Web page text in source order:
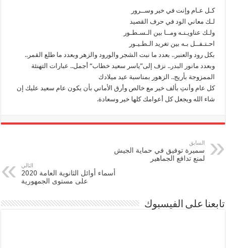
كـل عـام وإنت في خير وســرور
لـك معاني الود في حرف القصيد
ولـك عناويـنـه ومــا بين الـسـطـور
احـتـفــل بـه بين تغريد الـطـيـور
بكل رود والعنبر.. بعدد ما نبت الشجر والورود والزهر وبعدد ما طلع القمر..
وبعدد مانور البدر.. نزف إلى”ياسر سعيد خطاب“ أجمل.. عبارات التهنئة
الممزوجة بأريج.. الزهور بمناسبة عيد ميلادك
كل عام وأنتِ بألف خير مع خالص وأرق الأماني بأن يكون عام سعيد عليك إن
شاء الله ويجعل كل أعوامك كلها خير وسعادة.
السابق
سميرة توفيق في حماية الجيش
لمنع تدافع الجماهير
التالي
أسماء أوائل الثانوية العامة 2020
على مستوى الجمهورية
تابعنا على الفيسبوك